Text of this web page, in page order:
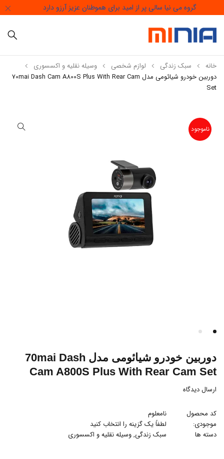
گروه می نیا سالی پر از امید برای هموطنان عزیز آرزو دارد
خانه سبک زندگی لوازم شخصی
وسیله نقلیه و اکسسوری
دوربین خودرو شیائومی مدل 70mai Dash Cam A800S Plus With Rear Cam
Set
ناموجود
دوربین خودرو شیائومی مدل 70mai Dash
Cam A800S Plus With Rear Cam Set
ارسال دیدگاه
کد محصول
نامعلوم
موجودی:
لطفاً یک گزینه را انتخاب کنید
دسته ها
سبک زندگی,وسیله نقلیه و اکسسوری